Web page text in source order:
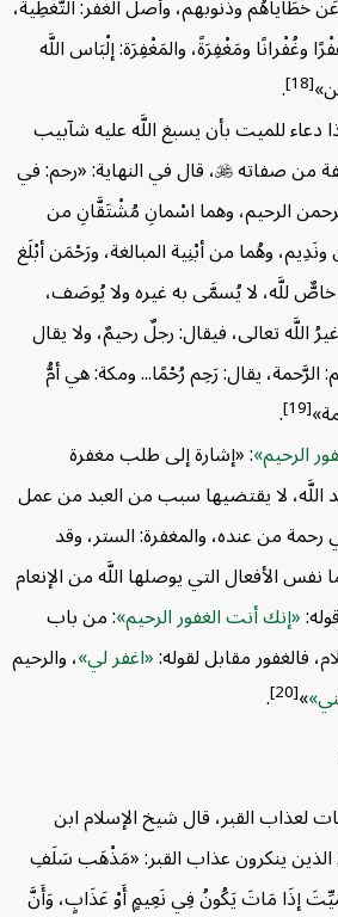
خَطَاياهُم وذنوبهم، وأصل الغَفْر: التَّغْطِية،
ومَغْفِرَةً، والمَغْفِرَة: إلْبَاس اللَّه
[18]
.
للميت بأن يسبغ اللَّه عليه شآبيب
من صفاته، قال في النهاية: «رحم: في
الرحيم، وهما اسْمانِ مُشْتَقَّانِ من
وهُما من أبْنِية المبالغة، ورَحْمَن أبْلَغ
للَّه، لا يُسمَّى به غيره ولا يُوصَف،
تعالى، فيقال: رجلٌ رحيمٌ، ولا يقال
يقال: رَحِم رُحْمًا... ومكة: هي أمُّ
[19]
.
: «إشارة إلى طلب مغفرة
لا يقتضيها سبب من العبد من عمل
من عنده، والمغفرة: الستر، وقد
نفس الأفعال التي يوصلها اللَّه من الإنعام
إنك أنت الغفور الرحيم : من باب
فالغفور مقابل لقوله: اغفر لي ، والرحيم
»
[20]
.
القبر، قال شيخ الإسلام ابن
ينكرون عذاب القبر: «مَذْهَب سَلَفِ
إذَا مَاتَ يَكُونُ فِي نَعِيمٍ أَوْ عَذَابٍ، وَأَنَّ